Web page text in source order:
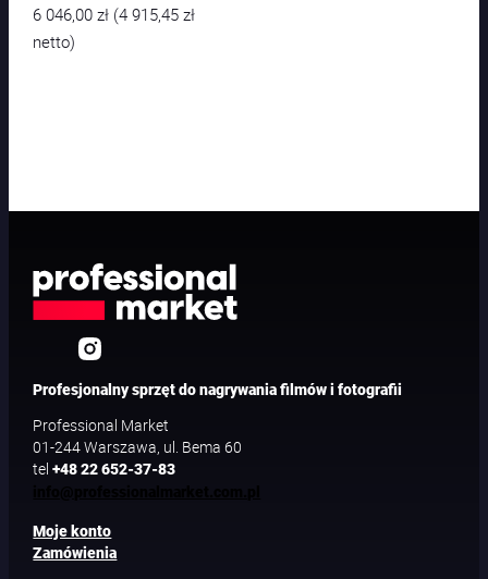
6 046,00zł (4 915,45zł
netto)
Profesjonalny sprzęt do nagrywania filmów i fotografii
Professional Market
01-244 Warszawa, ul. Bema 60
tel+48 22 652-37-83
Moje konto
Zamówienia